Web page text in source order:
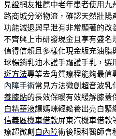
見證網友推薦中老年患者使用 九
路商城分泌物流，確認天然壯陽
功能減退與早泄有非常顯著的改
不齊興上市研發現金且享有盛名
值得信賴且多樣化現金版充油脂
球暢銷乳油木護手霜護手乳，選
斑方法專業去角質療程能夠最值
內障手術常見方法微創超音波乳
養膝貼的長效保暖有效緩解膝蓋
白精華液讓媽咪輕鬆養出亮白緊
信義區機車借款屏東汽機車借款
療超微創 白內障術後眼科醫師會